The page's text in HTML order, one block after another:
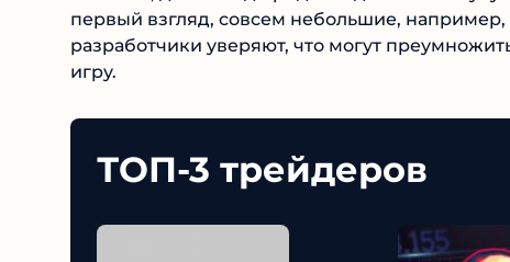
Конечно, для побед придется донатить на
на первый взгляд, совсем небольшие,
разработчики уверяют, что могут
ТОП-3 трейдеров